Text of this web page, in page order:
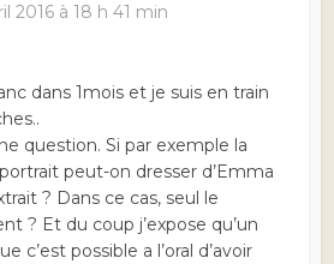
2016 à 18 h 41 min
dans 1mois et je suis en train
question. Si par exemple la
peut-on dresser d’Emma
? Dans ce cas, seul le
? Et du coup j’expose qu’un
c’est possible a l’oral d’avoir